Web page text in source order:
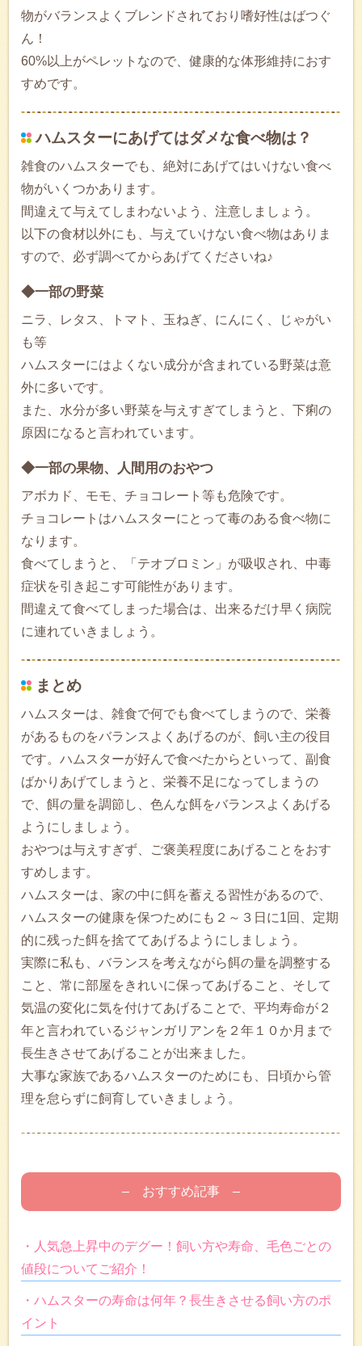
物がバランスよくブレンドされており嗜好性はばつぐ
ん！
60%以上がペレットなので、健康的な体形維持におす
すめです。
ハムスターにあげてはダメな食べ物は？
雑食のハムスターでも、絶対にあげてはいけない食べ
物がいくつかあります。
間違えて与えてしまわないよう、注意しましょう。
以下の食材以外にも、与えていけない食べ物はありま
すので、必ず調べてからあげてくださいね♪
◆一部の野菜
ニラ、レタス、トマト、玉ねぎ、にんにく、じゃがい
も等
ハムスターにはよくない成分が含まれている野菜は意
外に多いです。
また、水分が多い野菜を与えすぎてしまうと、下痢の
原因になると言われています。
◆一部の果物、人間用のおやつ
アボカド、モモ、チョコレート等も危険です。
チョコレートはハムスターにとって毒のある食べ物に
なります。
食べてしまうと、「テオブロミン」が吸収され、中毒
症状を引き起こす可能性があります。
間違えて食べてしまった場合は、出来るだけ早く病院
に連れていきましょう。
まとめ
ハムスターは、雑食で何でも食べてしまうので、栄養
があるものをバランスよくあげるのが、飼い主の役目
です。ハムスターが好んで食べたからといって、副食
ばかりあげてしまうと、栄養不足になってしまうの
で、餌の量を調節し、色んな餌をバランスよくあげる
ようにしましょう。
おやつは与えすぎず、ご褒美程度にあげることをおす
すめします。
ハムスターは、家の中に餌を蓄える習性があるので、
ハムスターの健康を保つためにも２～３日に1回、定期
的に残った餌を捨ててあげるようにしましょう。
実際に私も、バランスを考えながら餌の量を調整する
こと、常に部屋をきれいに保ってあげること、そして
気温の変化に気を付けてあげることで、平均寿命が２
年と言われているジャンガリアンを２年１０か月まで
長生きさせてあげることが出来ました。
大事な家族であるハムスターのためにも、日頃から管
理を怠らずに飼育していきましょう。
– おすすめ記事 –
・人気急上昇中のデグー！飼い方や寿命、毛色ごとの
値段についてご紹介！
・ハムスターの寿命は何年？長生きさせる飼い方のポ
イント